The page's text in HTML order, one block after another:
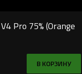
Pro 75% (Orange
В КОРЗИНУ